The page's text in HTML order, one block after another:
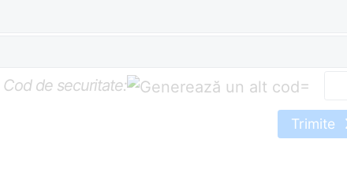
Cod de securitate: =
Trimite